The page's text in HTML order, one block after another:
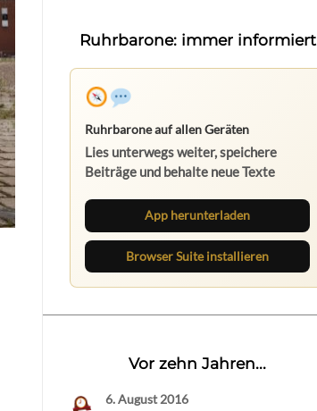
Ruhrbarone: immer informiert
Ruhrbarone auf allen Geräten
Lies unterwegs weiter, speichere
Beiträge und behalte neue Texte
App herunterladen
Browser Suite installieren
Vor zehn Jahren...
6. August 2016